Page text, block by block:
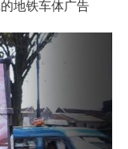
地铁车体广告